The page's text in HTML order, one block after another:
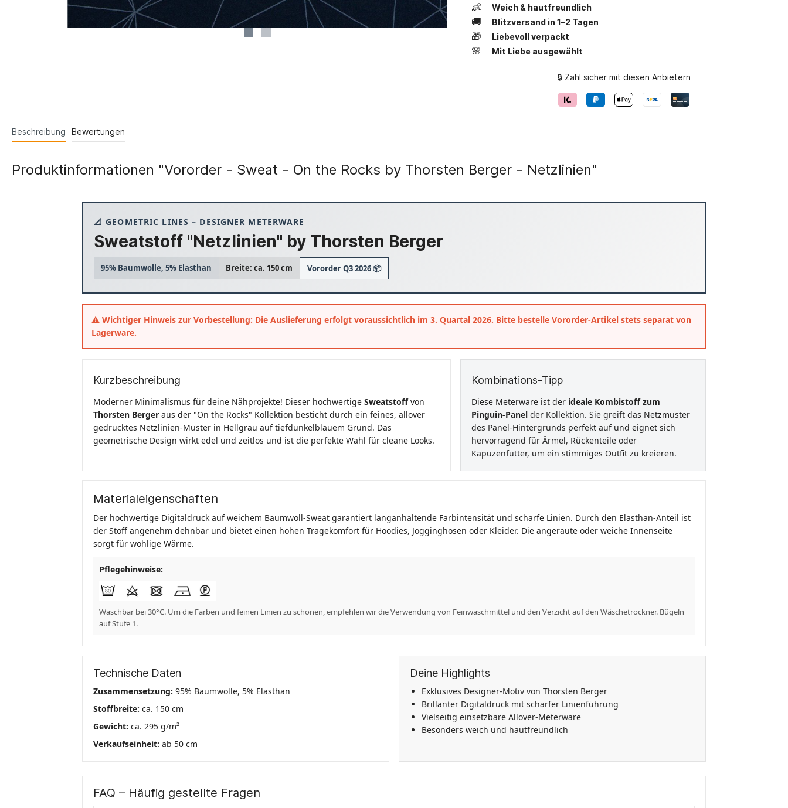
👶 Weich & hautfreundlich
🚚 Blitzversand in 1–2 Tagen
🎁 Liebevoll verpackt
🌸 Mit Liebe ausgewählt
🔒 Zahl sicher mit diesen Anbietern
Beschreibung Bewertungen
Produktinformationen "Vororder - Sweat - On the Rocks by Thorsten Berger - Netzlinien"
📐 GEOMETRIC LINES – DESIGNER METERWARE
Sweatstoff "Netzlinien" by Thorsten Berger
95% Baumwolle, 5% Elasthan Breite: ca. 150 cm Vororder Q3 2026 📦
⚠️ Wichtiger Hinweis zur Vorbestellung: Die Auslieferung erfolgt voraussichtlich im 3. Quartal 2026. Bitte bestelle Vororder-Artikel stets separat von
Lagerware.
Kurzbeschreibung
Moderner Minimalismus für deine Nähprojekte! Dieser hochwertige Sweatstoffvon
Thorsten Berger aus der "On the Rocks" Kollektion besticht durch ein feines, allover
gedrucktes Netzlinien-Muster in Hellgrau auf tiefdunkelblauem Grund. Das
geometrische Design wirkt edel und zeitlos und ist die perfekte Wahl für cleane Looks.
Kombinations-Tipp
Diese Meterware ist der ideale Kombistoff zum
Pinguin-Panelder Kollektion. Sie greift das Netzmuster
des Panel-Hintergrunds perfekt auf und eignet sich
hervorragend für Ärmel, Rückenteile oder
Kapuzenfutter, um ein stimmiges Outfit zu kreieren.
Materialeigenschaften
Der hochwertige Digitaldruck auf weichem Baumwoll-Sweat garantiert langanhaltende Farbintensität und scharfe Linien. Durch den Elasthan-Anteil ist
der Stoff angenehm dehnbar und bietet einen hohen Tragekomfort für Hoodies, Jogginghosen oder Kleider. Die angeraute oder weiche Innenseite
sorgt für wohlige Wärme.
Pflegehinweise:
Waschbar bei 30°C. Um die Farben und feinen Linien zu schonen, empfehlen wir die Verwendung von Feinwaschmittel und den Verzicht auf den Wäschetrockner. Bügeln
auf Stufe 1.
Technische Daten
Zusammensetzung: 95% Baumwolle, 5% Elasthan
Stoffbreite: ca. 150 cm
Gewicht: ca. 295 g/m²
Verkaufseinheit: ab 50 cm
Deine Highlights
Exklusives Designer-Motiv von Thorsten Berger
Brillanter Digitaldruck mit scharfer Linienführung
Vielseitig einsetzbare Allover-Meterware
Besonders weich und hautfreundlich
FAQ – Häufig gestellte Fragen